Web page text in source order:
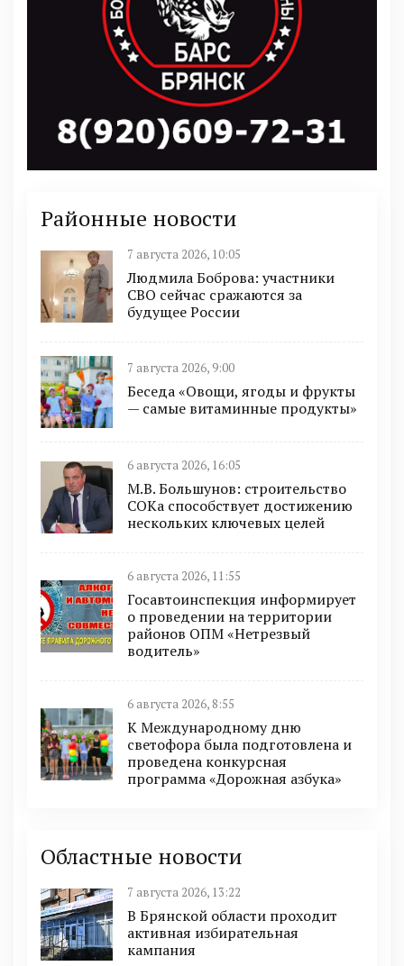
Районные новости
7 августа 2026, 10:05
Людмила Боброва: участники
СВО сейчас сражаются за
будущее России
7 августа 2026, 9:00
Беседа «Овощи, ягоды и фрукты
— самые витаминные продукты»
6 августа 2026, 16:05
М.В. Большунов: строительство
СОКа способствует достижению
нескольких ключевых целей
6 августа 2026, 11:55
Госавтоинспекция информирует
о проведении на территории
районов ОПМ «Нетрезвый
водитель»
6 августа 2026, 8:55
К Международному дню
светофора была подготовлена и
проведена конкурсная
программа «Дорожная азбука»
Областные новости
7 августа 2026, 13:22
В Брянской области проходит
активная избирательная
кампания